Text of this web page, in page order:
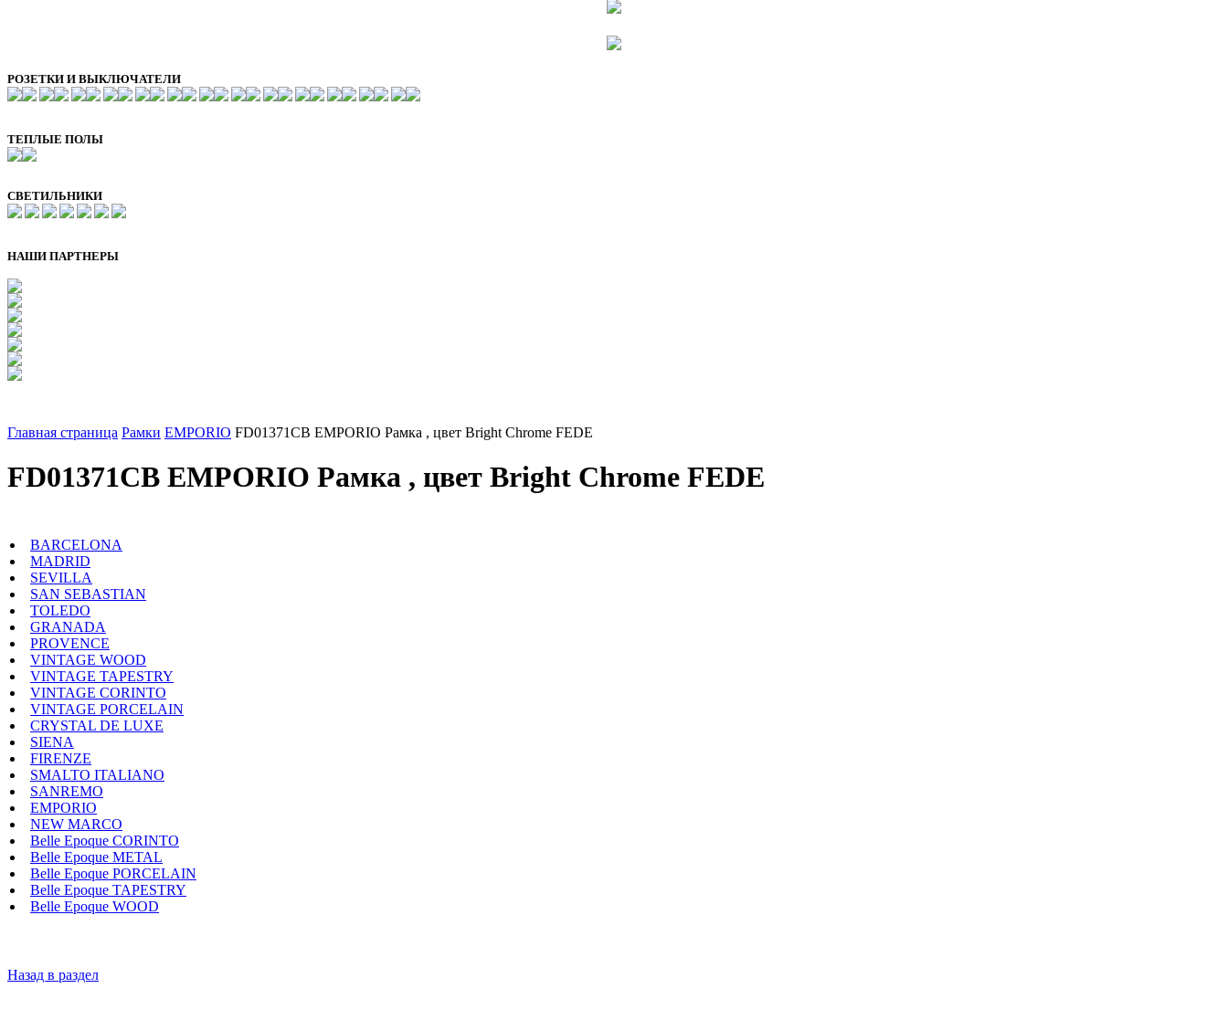
РОЗЕТКИ И ВЫКЛЮЧАТЕЛИ
ТЕПЛЫЕ ПОЛЫ
СВЕТИЛЬНИКИ
НАШИ ПАРТНЕРЫ
Главная страница Рамки EMPORIO FD01371CB EMPORIO Рамка , цвет Bright Chrome FEDE
FD01371CB EMPORIO Рамка , цвет Bright Chrome FEDE
BARCELONA
MADRID
SEVILLA
SAN SEBASTIAN
TOLEDO
GRANADA
PROVENCE
VINTAGE WOOD
VINTAGE TAPESTRY
VINTAGE CORINTO
VINTAGE PORCELAIN
CRYSTAL DE LUXE
SIENA
FIRENZE
SMALTO ITALIANO
SANREMO
EMPORIO
NEW MARCO
Belle Epoque CORINTO
Belle Epoque METAL
Belle Epoque PORCELAIN
Belle Epoque TAPESTRY
Belle Epoque WOOD
Назад в раздел